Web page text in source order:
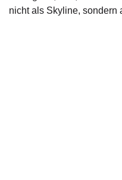
nicht als Skyline, sondern